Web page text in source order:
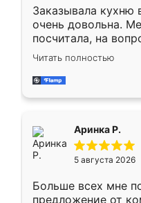
Заказывала кухню
очень довольна.
посчитала, на
Замерщик приехал
делу со всей
за день, ребята
Читать полностью
Аринка Р.
5 августа 2026
Больше всех мне
предложение от